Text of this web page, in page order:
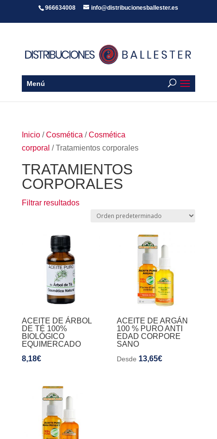
966634008 info@distribucionesballester.es
Menú
Inicio/Cosmética /Cosmética
corporal / Tratamientos corporales
TRATAMIENTOS
CORPORALES
Filtrar resultados
ACEITE DE ÁRBOL
DE TÉ 100%
BIOLÓGICO
EQUIMERCADO
8,18€
ACEITE DE ARGÁN
100 % PURO ANTI
EDAD CORPORE
SANO
Desde 13,65€